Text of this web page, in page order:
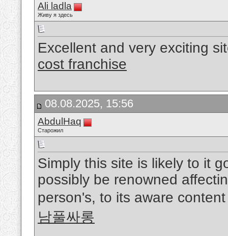
Ali ladla
Живу я здесь
Excellent and very exciting
cost franchise
08.08.2025, 15:56
AbdulHaq
Старожил
Simply this site is likely to it
possibly be renowned
person's, to its aware
남풀싸롱